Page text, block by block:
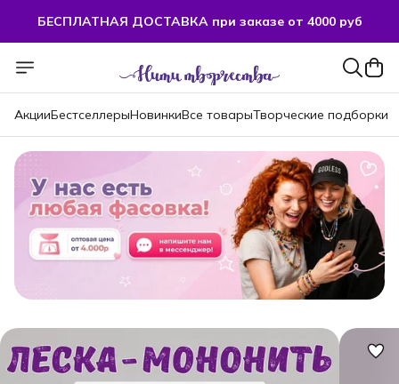
БЕСПЛАТНАЯ ДОСТАВКА при заказе от 4000 руб
АкцииБестселлерыНовинкиВсе товарыТворческие подборки